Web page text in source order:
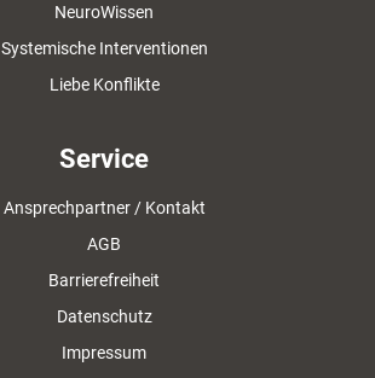
NeuroWissen
Systemische Interventionen
Liebe Konflikte
Service
Ansprechpartner / Kontakt
AGB
Barrierefreiheit
Datenschutz
Impressum